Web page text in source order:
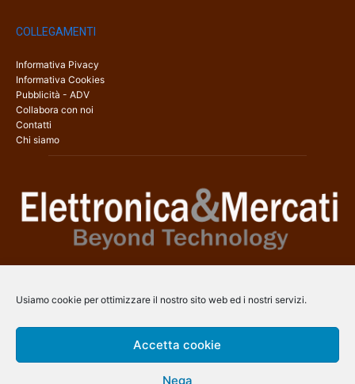
Usiamo cookie per ottimizzare il nostro sito web ed i nostri servizi.
Accetta cookie
Nega
COLLEGAMENTI
Informativa Pivacy
Informativa Cookies
Pubblicità - ADV
Collabora con noi
Contatti
Chi siamo
una copertura a 360° che coinvolge tecnologie, prodotti, mercati e
info@arscommunication.it